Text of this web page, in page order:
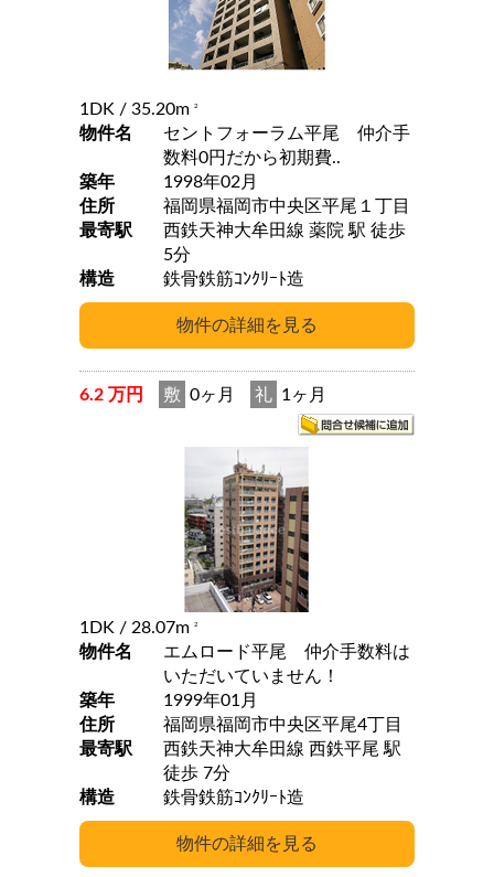
1DK / 35.20m 2
物件名
セントフォーラム平尾 仲介手
数料0円だから初期費..
築年
1998年02月
住所
福岡県福岡市中央区平尾１丁目
最寄駅
西鉄天神大牟田線 薬院 駅 徒歩
5分
構造
鉄骨鉄筋ｺﾝｸﾘｰﾄ造
6.2 万円 敷 0ヶ月 礼 1ヶ月
1DK / 28.07m 2
物件名
エムロード平尾 仲介手数料は
いただいていません！
築年
1999年01月
住所
福岡県福岡市中央区平尾4丁目
最寄駅
西鉄天神大牟田線 西鉄平尾 駅
徒歩 7分
構造
鉄骨鉄筋ｺﾝｸﾘｰﾄ造